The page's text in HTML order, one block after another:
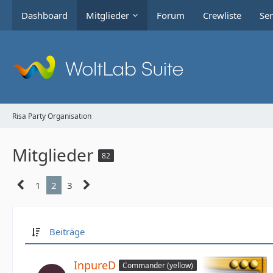
Dashboard Mitglieder Forum Crewliste
Risa Party Organisation
Mitglieder 82
1 2 3
Beiträge
InpureD Commander (yellow)